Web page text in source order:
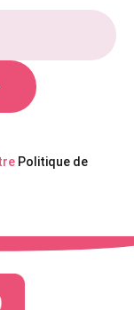
Politique de